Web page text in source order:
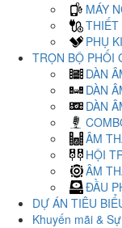
MÁY
THIẾT
PHỤ
TRỌN BỘ PHỐI
DÀN
DÀN
DÀN
ÂM
HỘI
ÂM
ĐẦU
DỰ ÁN TIÊU
Khuyến mãi &